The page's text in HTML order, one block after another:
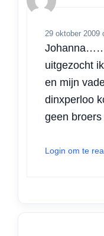
29 oktober 2009
uitgezocht
en mijn
dinxperloo
geen
Login om te